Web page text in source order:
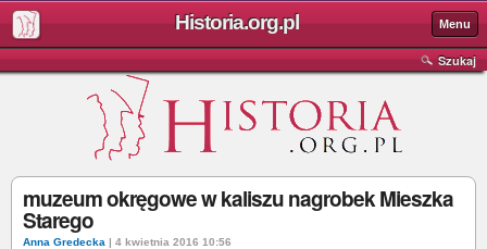
Historia.org.pl Menu
Szukaj
muzeum okręgowe w kaliszu nagrobek Mieszka
Starego
Anna Gredecka | 4 kwietnia 2016 10:56